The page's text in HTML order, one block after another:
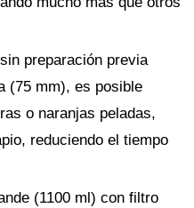
preparación previa
(75 mm), es posible
o naranjas peladas,
reduciendo el tiempo
(1100 ml) con filtro